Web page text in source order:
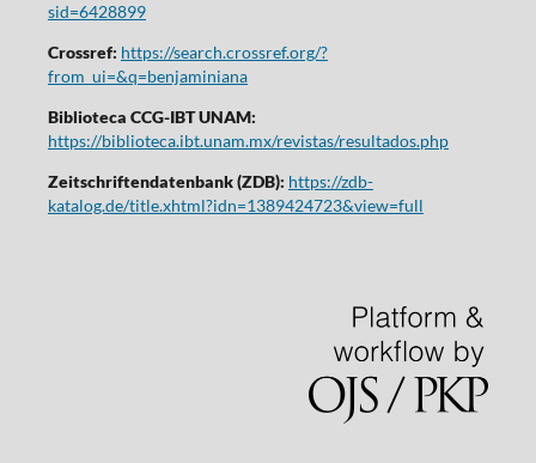
sid=6428899
Crossref: https://search.crossref.org/?
from_ui=&q=benjaminiana
Biblioteca CCG-IBT UNAM:
https://biblioteca.ibt.unam.mx/revistas/resultados.php
Zeitschriftendatenbank (ZDB): https://zdb-
katalog.de/title.xhtml?idn=1389424723&view=full